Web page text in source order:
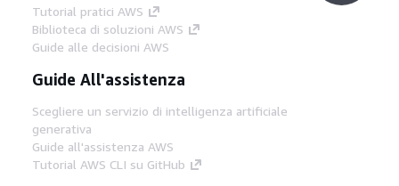
Tutorial pratici AWS
Biblioteca di soluzioni AWS
Guide alle decisioni AWS
Guide All'assistenza
Scegliere un servizio di intelligenza artificiale
generativa
Guide all'assistenza AWS
Tutorial AWS CLI su GitHub